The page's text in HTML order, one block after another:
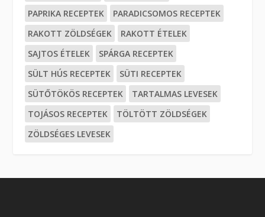
PAPRIKA RECEPTEK
PARADICSOMOS RECEPTEK
RAKOTT ZÖLDSÉGEK
RAKOTT ÉTELEK
SAJTOS ÉTELEK
SPÁRGA RECEPTEK
SÜLT HÚS RECEPTEK
SÜTI RECEPTEK
SÜTŐTÖKÖS RECEPTEK
TARTALMAS LEVESEK
TOJÁSOS RECEPTEK
TÖLTÖTT ZÖLDSÉGEK
ZÖLDSÉGES LEVESEK